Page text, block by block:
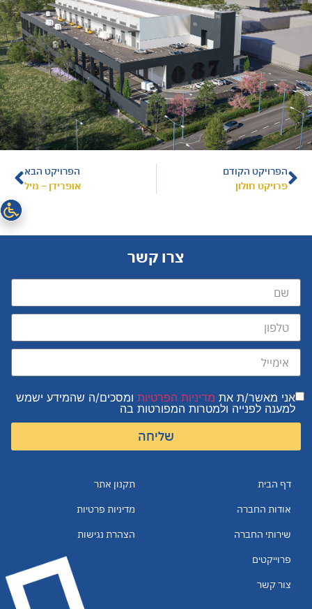
הפרויקט הקודם
פרויקט חולון
הפרויקט הבא
אופרידן – מיל
צרו קשר
אני מאשר/ת את מדיניות הפרטיות ומסכים/ה שהמידע ישמש
למענה לפנייה ולמטרות המפורטות בה
שליחה
דף הבית
אודות החברה
שירותי החברה
פרוייקטים
צור קשר
תקנון אתר
מדיניות פרטיות
הצהרת נגישות